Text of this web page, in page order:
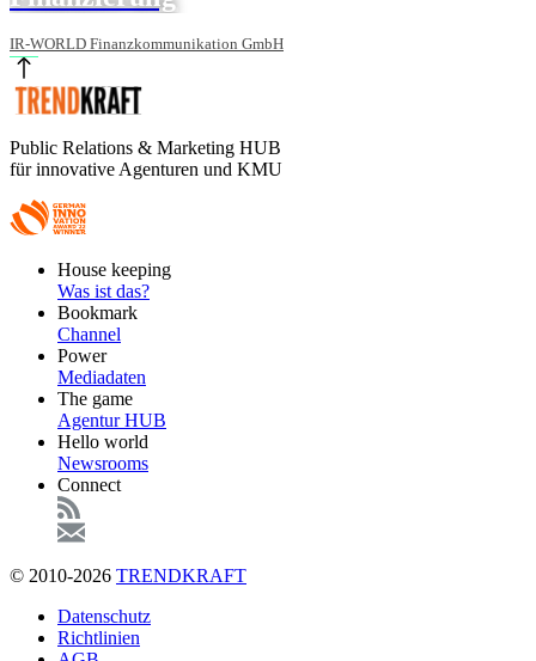
IR-WORLD Finanzkommunikation GmbH
Public Relations & Marketing HUB
für innovative Agenturen und KMU
FooterHouse keeping
Was ist das?
Bookmark
Channel
Power
Mediadaten
The game
Agentur HUB
Hello world
Newsrooms
Connect
© 2010-2026 TRENDKRAFT
FußzeileDatenschutz
Richtlinien